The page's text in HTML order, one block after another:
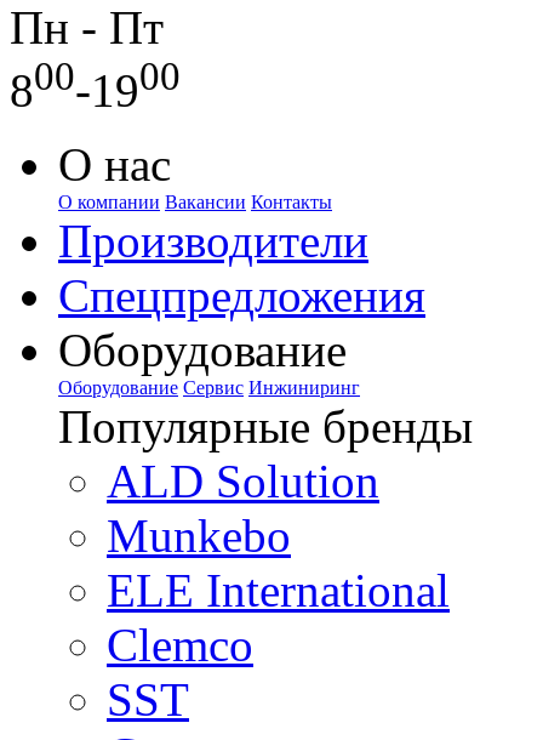
Пн - Пт
800-1900
О нас
О компании Вакансии Контакты
Производители
Спецпредложения
Оборудование
Оборудование Сервис Инжиниринг
Популярные бренды
ALD Solution
Munkebo
ELE International
Clemco
SST